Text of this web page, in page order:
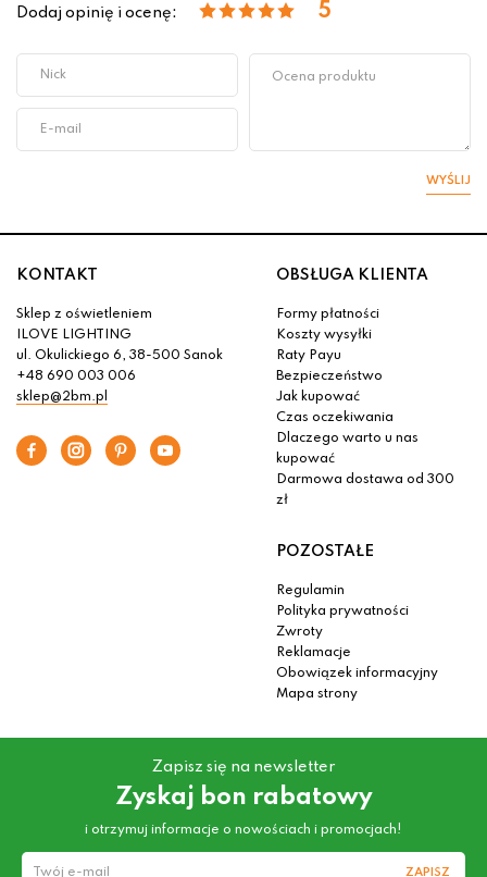
Dodaj opinię i ocenę: 5
WYŚLIJ
KONTAKT
Sklep z oświetleniem
ILOVE LIGHTING
ul. Okulickiego 6, 38-500 Sanok
+48 690 003 006
sklep@2bm.pl
OBSŁUGA KLIENTA
Formy płatności
Koszty wysyłki
Raty Payu
Bezpieczeństwo
Jak kupować
Czas oczekiwania
Dlaczego warto u nas
kupować
Darmowa dostawa od 300
zł
POZOSTAŁE
Regulamin
Polityka prywatności
Zwroty
Reklamacje
Obowiązek informacyjny
Mapa strony
Zapisz się na newsletter
Zyskaj bon rabatowy
i otrzymuj informacje o nowościach i promocjach!
ZAPISZ